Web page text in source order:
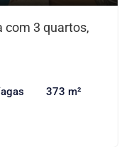
com 3 quartos,
373 m²